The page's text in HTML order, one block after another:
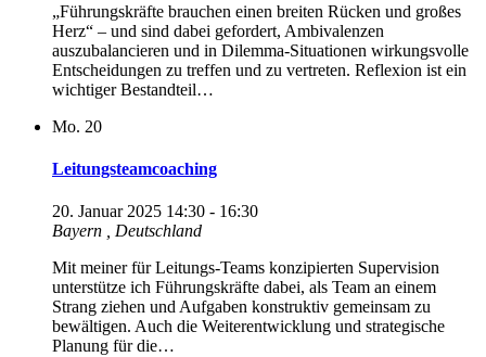
„Führungskräfte brauchen einen breiten Rücken und großes
Herz“ – und sind dabei gefordert, Ambivalenzen
auszubalancieren und in Dilemma-Situationen wirkungsvolle
Entscheidungen zu treffen und zu vertreten. Reflexion ist ein
wichtiger Bestandteil…
Mo. 20
Leitungsteamcoaching
20. Januar 2025 14:30 - 16:30
Bayern
, Deutschland
Mit meiner für Leitungs-Teams konzipierten Supervision
unterstütze ich Führungskräfte dabei, als Team an einem
Strang ziehen und Aufgaben konstruktiv gemeinsam zu
bewältigen. Auch die Weiterentwicklung und strategische
Planung für die…